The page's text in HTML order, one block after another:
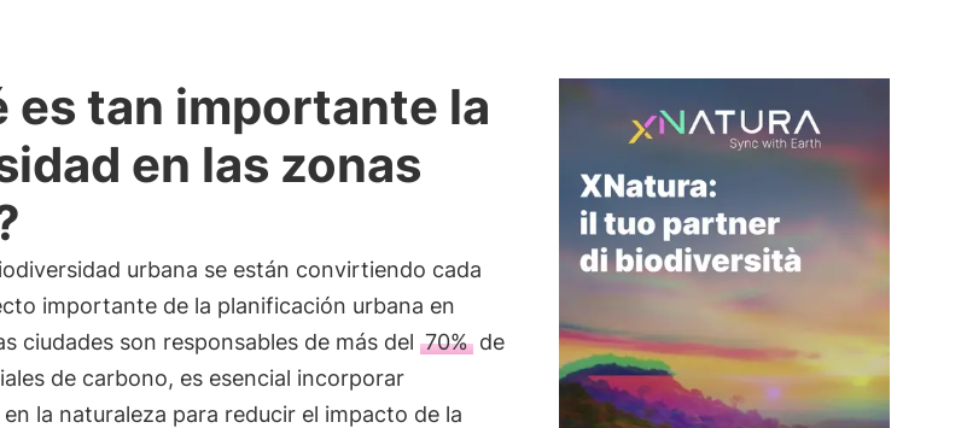
es tan importante la
en las zonas
urbana se están convirtiendo cada
importante de la planificación urbana en
ciudades son responsables de más del 70%de
de carbono, es esencial incorporar
la naturaleza para reducir el impacto de la